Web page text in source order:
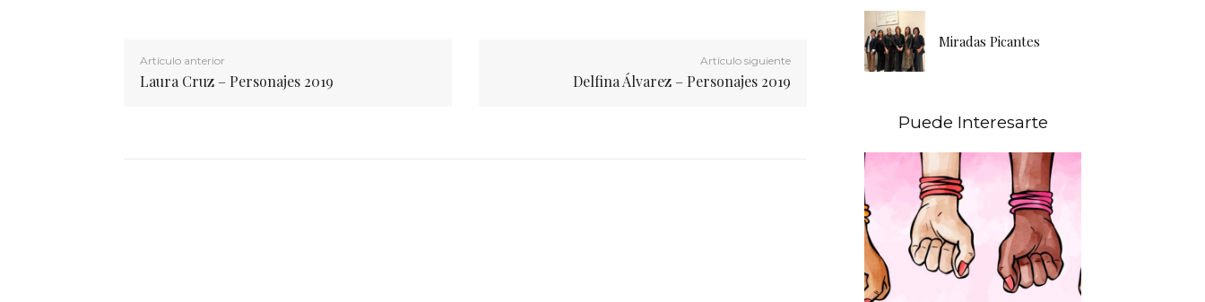
Artículo anterior
Laura Cruz – Personajes 2019
Artículo siguiente
Delfina Álvarez – Personajes 2019
Miradas Picantes
Puede Interesarte